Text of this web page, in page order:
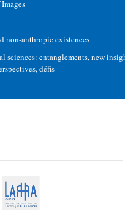
non-anthropic existences
entanglements, new
défis